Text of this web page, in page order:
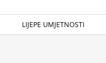
LIJEPE UMJETNOSTI